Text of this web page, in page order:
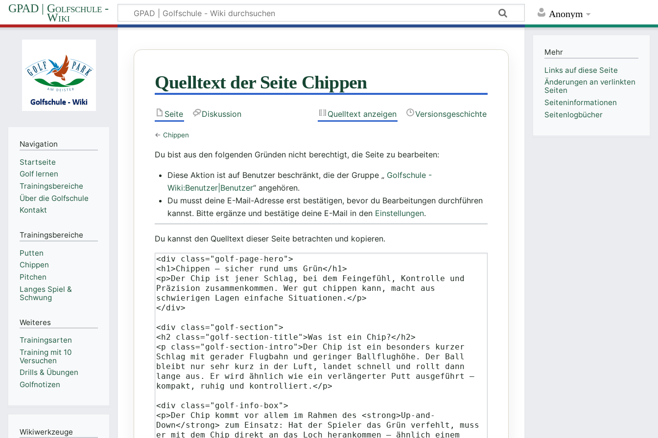
Anonym
GPAD | Golfschule -
Wiki
Quelltext der Seite Chippen
Seite Diskussion Quelltext anzeigen Versionsgeschichte
← Chippen
Du bist aus den folgenden Gründen nicht berechtigt, die Seite zu bearbeiten:
Diese Aktion ist auf Benutzer beschränkt, die der Gruppe „Golfschule -
Wiki:Benutzer|Benutzer“ angehören.
Du musst deine E-Mail-Adresse erst bestätigen, bevor du Bearbeitungen durchführen
kannst. Bitte ergänze und bestätige deine E-Mail in den Einstellungen.
Du kannst den Quelltext dieser Seite betrachten und kopieren.
Navigation
Startseite
Golf lernen
Trainingsbereiche
Über die Golfschule
Kontakt
Trainingsbereiche
Putten
Chippen
Pitchen
Langes Spiel &
Schwung
Weiteres
Trainingsarten
Training mit 10
Versuchen
Drills & Übungen
Golfnotizen
Wikiwerkzeuge
Mehr
Links auf diese Seite
Änderungen an verlinkten
Seiten
Seiten­informationen
Seitenlogbücher